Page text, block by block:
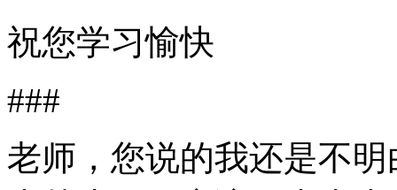
祝您学习愉快
###
老师，您说的我还是不